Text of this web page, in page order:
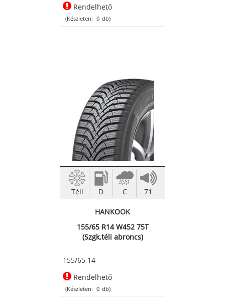
Rendelhető
(Készleten: 0 db)
Téli D C 71
HANKOOK
155/65 R14 W452 75T
(Szgk.téli abroncs)
155/65 14
Rendelhető
(Készleten: 0 db)